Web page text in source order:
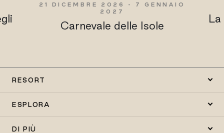
21 DICEMBRE 2026 - 7 GENNAIO
2027
Carnevale delle Isole
RESORT
ESPLORA
DI PIÙ